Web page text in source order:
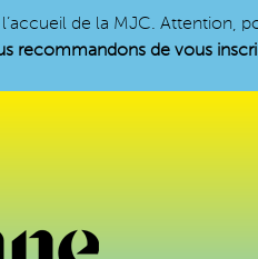
de la MJC. Attention,
recommandons de vous